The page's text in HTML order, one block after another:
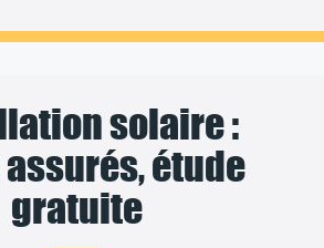
solaire :
assurés, étude
gratuite